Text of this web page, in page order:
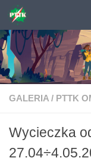
Skip to content
GALERIA / PTTK
Wycieczka